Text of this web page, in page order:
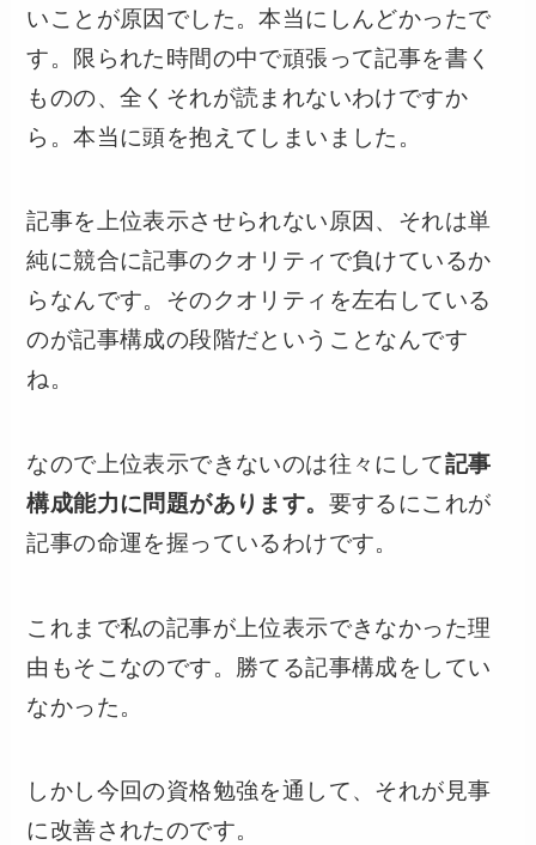
いことが原因でした。本当にしんどかったで
す。限られた時間の中で頑張って記事を書く
ものの、全くそれが読まれないわけですか
ら。本当に頭を抱えてしまいました。
記事を上位表示させられない原因、それは単
純に競合に記事のクオリティで負けているか
らなんです。そのクオリティを左右している
のが記事構成の段階だということなんです
ね。
なので上位表示できないのは往々にして記事
構成能力に問題があります。 要するにこれが
記事の命運を握っているわけです。
これまで私の記事が上位表示できなかった理
由もそこなのです。勝てる記事構成をしてい
なかった。
しかし今回の資格勉強を通して、それが見事
に改善されたのです。